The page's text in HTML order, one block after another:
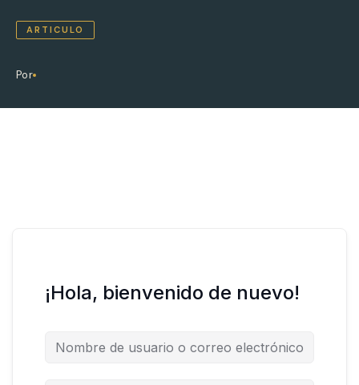
ARTICULO
Por
¡Hola, bienvenido de nuevo!